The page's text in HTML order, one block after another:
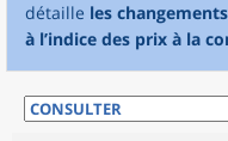
détaille les
à l’indice des prix à la